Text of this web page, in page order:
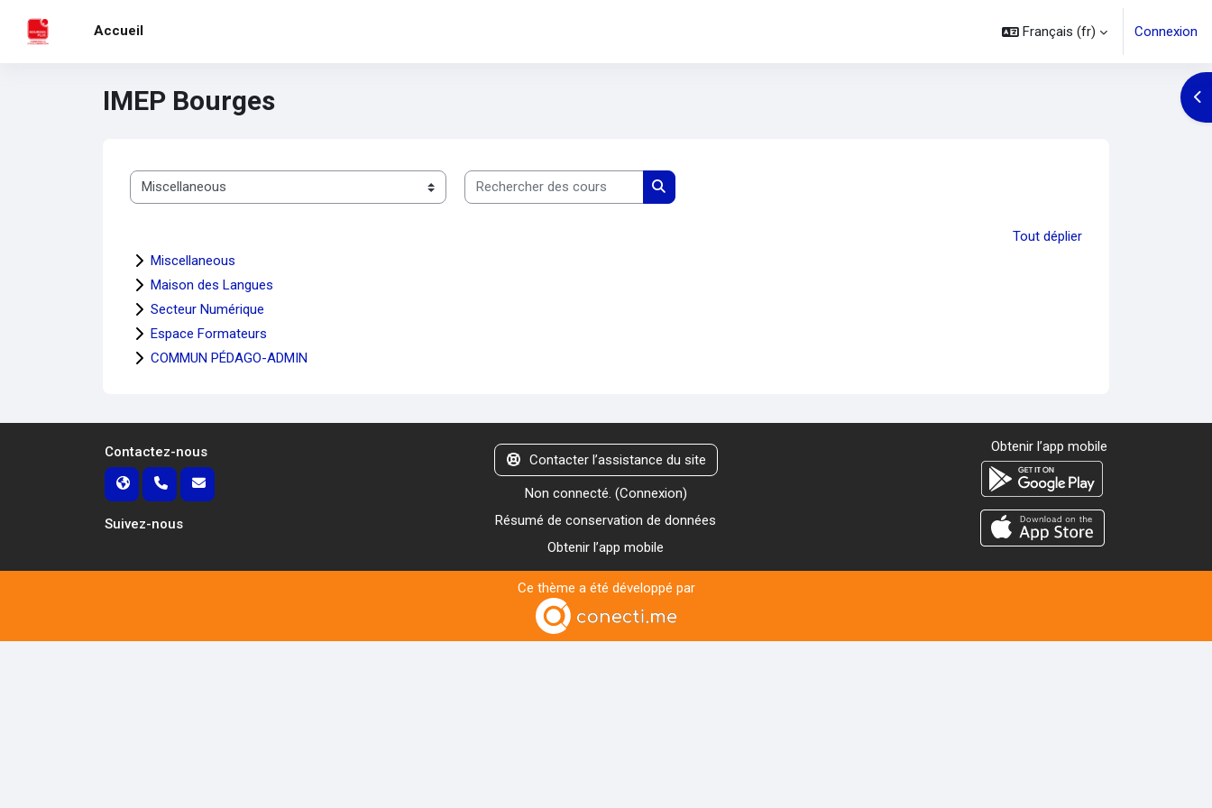
Accueil
Français ‎(fr)‎ Connexion
IMEP Bourges
Catégories de cours
Rechercher des cours
Rechercher des cours
Tout déplier
Miscellaneous
Maison des Langues
Secteur Numérique
Espace Formateurs
COMMUN PÉDAGO-ADMIN
Contactez-nous
Suivez-nous
Contacter l’assistance du site
Non connecté. (Connexion)
Résumé de conservation de données
Obtenir l’app mobile
Obtenir l’app mobile
Ce thème a été développé par